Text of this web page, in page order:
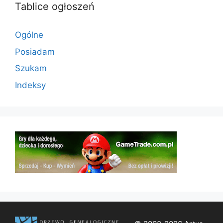
Tablice ogłoszeń
Ogólne
Posiadam
Szukam
Indeksy